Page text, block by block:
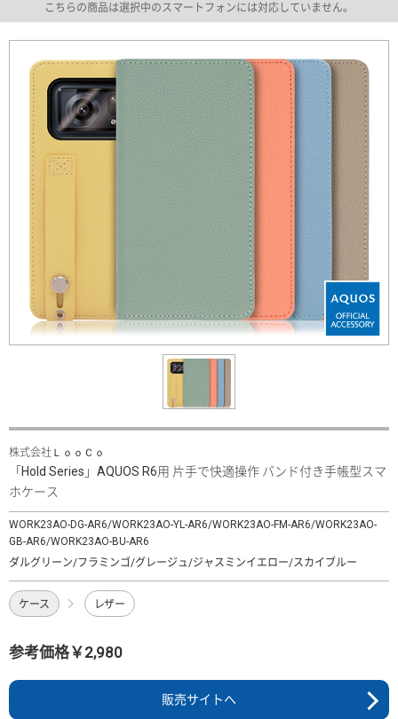
こちらの商品は選択中のスマートフォンには対応していません。
株式会社ＬｏｏＣｏ
「Hold Series」AQUOS R6用 片手で快適操作 バンド付き手帳型スマ
ホケース
WORK23AO-DG-AR6/WORK23AO-YL-AR6/WORK23AO-FM-AR6/WORK23AO-
GB-AR6/WORK23AO-BU-AR6
ダルグリーン/フラミンゴ/グレージュ/ジャスミンイエロー/スカイブルー
ケース レザー
参考価格￥2,980
販売サイトへ